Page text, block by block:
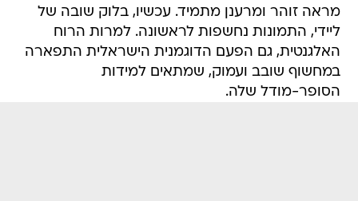
מראה זוהר ומרענן מתמיד. עכשיו, בלוק שובה של
ליידי, התמונות נחשפות לראשונה. למרות הרוח
האלגנטית, גם הפעם הדוגמנית הישראלית התפארה
במחשוף שובב ועמוק, שמתאים למידות
הסופר-מודל שלה.